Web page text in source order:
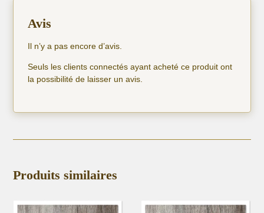
Avis
Il n’y a pas encore d’avis.
Seuls les clients connectés ayant acheté ce produit ont
la possibilité de laisser un avis.
Produits similaires